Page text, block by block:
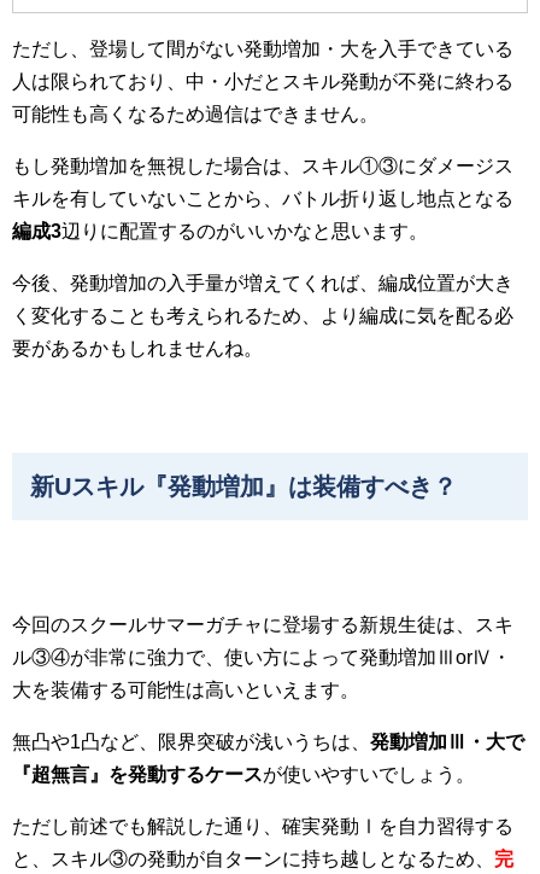
ただし、登場して間がない発動増加・大を入手できている
人は限られており、中・小だとスキル発動が不発に終わる
可能性も高くなるため過信はできません。
もし発動増加を無視した場合は、スキル①③にダメージス
キルを有していないことから、バトル折り返し地点となる
編成3辺りに配置するのがいいかなと思います。
今後、発動増加の入手量が増えてくれば、編成位置が大き
く変化することも考えられるため、より編成に気を配る必
要があるかもしれませんね。
新Uスキル『発動増加』は装備すべき？
今回のスクールサマーガチャに登場する新規生徒は、スキ
ル③④が非常に強力で、使い方によって発動増加ⅢorⅣ・
大を装備する可能性は高いといえます。
無凸や1凸など、限界突破が浅いうちは、 発動増加Ⅲ・大で
『超無言』を発動するケースが使いやすいでしょう。
ただし前述でも解説した通り、確実発動Ⅰを自力習得する
と、スキル③の発動が自ターンに持ち越しとなるため、 完